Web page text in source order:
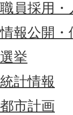
職員採用・
情報公開・
選挙
統計情報
都市計画